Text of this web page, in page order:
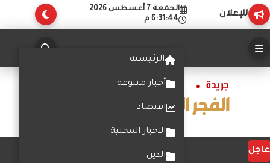
للإعلان
الجمعة 7 أغسطس 2026
6:31:44 م
الرئيسية
أخبار متنوعة
اقتصاد
الاخبار المحلية
الدين
عاجل